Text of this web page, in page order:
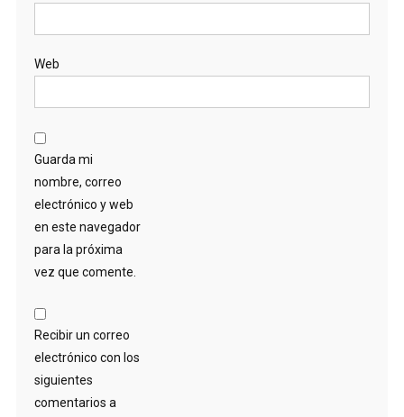
Web
Guarda mi
nombre, correo
electrónico y web
en este navegador
para la próxima
vez que comente.
Recibir un correo
electrónico con los
siguientes
comentarios a